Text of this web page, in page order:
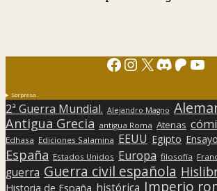
Facebook
Instagram
X Discord
Sorpresa
2ª Guerra Mundial. Alejandro Magno
Antigua Grecia antigua Roma Atenas
Edhasa Ediciones Salamina EEUU Egipto Ensayo
España Estados Unidos Europa filosofía
guerra Guerra civil española
Historia de España Imperio